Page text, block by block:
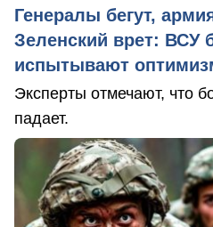
Генералы бегут,
Зеленский врет: ВСУ
испытывают
Эксперты отмечают, что
падает.